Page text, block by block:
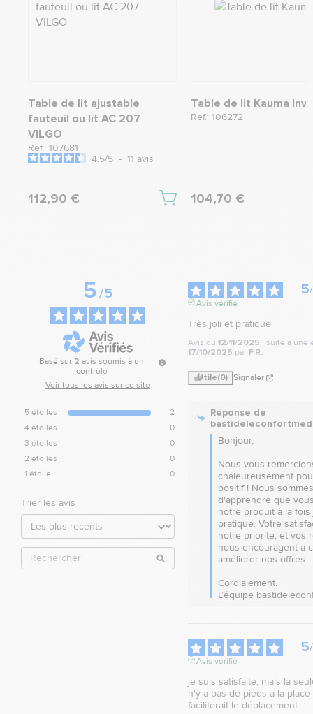
Table de lit ajustable
fauteuil ou lit AC 207
VILGO
Ref.: 107681
4.5/5 - 11 avis
112,90 €
Table de lit Kauma
Ref.: 106272
104,70 €
5/5
Basé sur 2 avis soumis à un
contrôle
Voir tous les avis sur ce site
5 étoiles
2
4 étoiles
0
3 étoiles
0
2 étoiles
0
1 étoile 0
Trier les avis
5/
Avis vérifié
Très joli et pratique
Avis du 12/11/2025 , suite à une
17/10/2025 par F.R.
Utile(0) Signaler
Réponse de
Bonjour,
Nous vous
chaleureusement
positif ! Nous
d'apprendre que
notre produit à la fois
pratique. Votre
notre priorité, et vos
nous encouragent à
améliorer nos offres.
Cordialement.
L’équipe
5/
Avis vérifié
je suis satisfaite, mais la
n'y a pas de pieds à la
faciliterait le déplacement.